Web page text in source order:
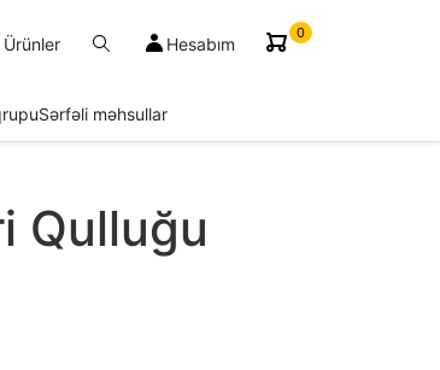
Ürünler Hesabım
0
Sərfəli məhsullar
Qulluğu